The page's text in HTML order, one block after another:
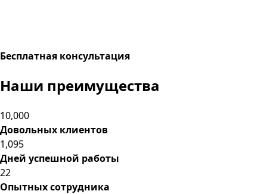
Бесплатная консультация
Наши преимущества
10,000
Довольных клиентов
1,095
Дней успешной работы
22
Опытных сотрудника